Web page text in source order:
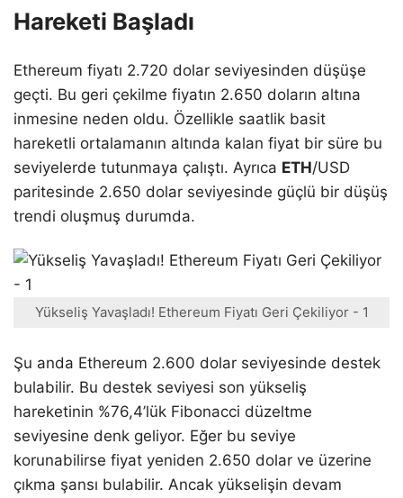
Hareketi Başladı
Ethereum fiyatı 2.720 dolar seviyesinden düşüşe
geçti. Bu geri çekilme fiyatın 2.650 doların altına
inmesine neden oldu. Özellikle saatlik basit
hareketli ortalamanın altında kalan fiyat bir süre bu
seviyelerde tutunmaya çalıştı. Ayrıca ETH/USD
paritesinde 2.650 dolar seviyesinde güçlü bir düşüş
trendi oluşmuş durumda.
Yükseliş Yavaşladı! Ethereum Fiyatı Geri Çekiliyor - 1
Şu anda Ethereum 2.600 dolar seviyesinde destek
bulabilir. Bu destek seviyesi son yükseliş
hareketinin %76,4’lük Fibonacci düzeltme
seviyesine denk geliyor. Eğer bu seviye
korunabilirse fiyat yeniden 2.650 dolar ve üzerine
çıkma şansı bulabilir. Ancak yükselişin devam